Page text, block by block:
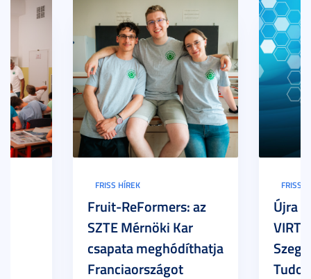
FRISS HÍREK
Fruit-ReFormers: az
SZTE Mérnöki Kar
csapata meghódíthatja
Franciaországot
FRISS
Újra